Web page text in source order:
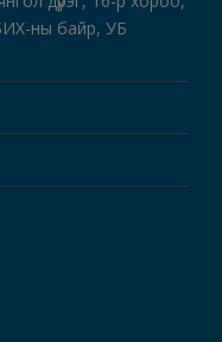
ны байр, УБ